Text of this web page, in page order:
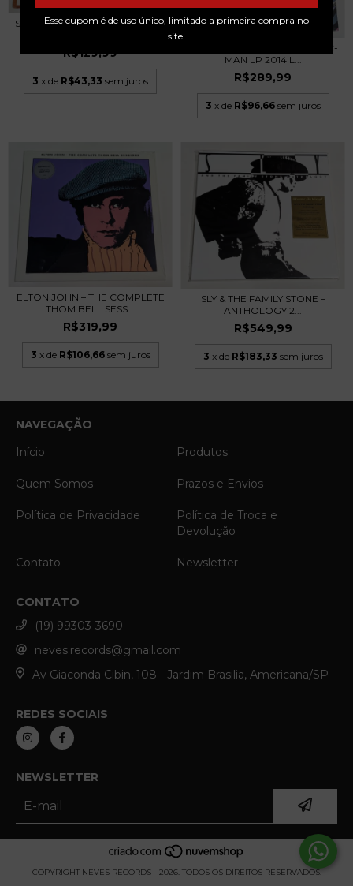
Esse cupom é de uso único, limitado a primeira compra no
site.
SIMPLY RED – THE RIGHT THING
R$129,99
3 x de R$43,33 sem juros
SCIENTIST - ENCOUNTERS PAC-
MAN LP 2014 L...
R$289,99
3 x de R$96,66 sem juros
ELTON JOHN – THE COMPLETE
THOM BELL SESS...
R$319,99
3 x de R$106,66 sem juros
SLY & THE FAMILY STONE –
ANTHOLOGY 2...
R$549,99
3 x de R$183,33 sem juros
NAVEGAÇÃO
Início
Produtos
Quem Somos Prazos e Envios
Política de Privacidade
Política de Troca e
Devolução
Contato Newsletter
CONTATO
(19) 99303-3690
neves.records@gmail.com
Av Giaconda Cibin, 108 - Jardim Brasilia, Americana/SP
REDES SOCIAIS
NEWSLETTER
COPYRIGHT NEVES RECORDS - 2026. TODOS OS DIREITOS RESERVADOS.